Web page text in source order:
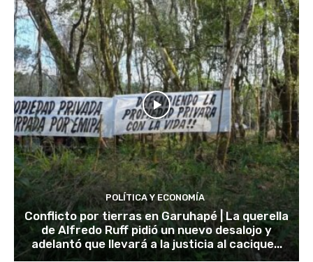
POLÍTICA Y ECONOMÍA
Conflicto por tierras en Garuhapé | La querella
de Alfredo Ruff pidió un nuevo desalojo y
adelantó que llevará a la justicia al cacique...